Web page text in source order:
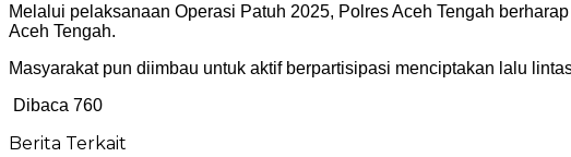
Melalui pelaksanaan Operasi Patuh 2025, Polres Aceh Tengah
Aceh Tengah.
Masyarakat pun diimbau untuk aktif berpartisipasi menciptakan lalu
Dibaca 760
Berita Terkait